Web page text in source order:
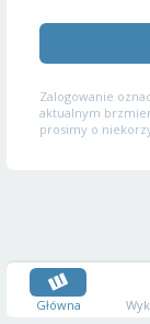
Zalogowanie
aktualnym
prosimy o
Główna